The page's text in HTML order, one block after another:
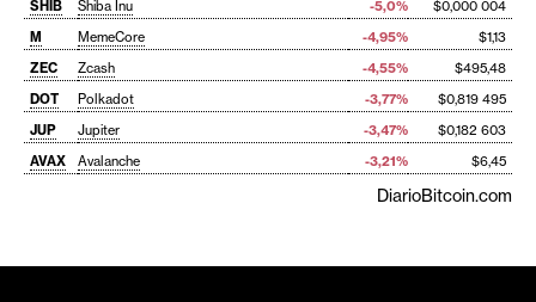
SHIB Shiba Inu -5,0%
$0,000 004
M
MemeCore -4,95%
$1,13
ZEC
Zcash -4,55%
$495,48
DOT
Polkadot -3,77%
$0,819 495
JUP
Jupiter -3,47%
$0,182 603
AVAX
Avalanche -3,21% $6,45
DiarioBitcoin.com